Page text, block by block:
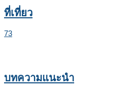
ที่เที่ยว
73
บทความแนะนำ